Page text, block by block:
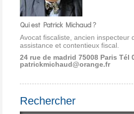
Qui est Patrick Michaud ?
Avocat fiscaliste, ancien inspecteur
assistance et contentieux fiscal.
24 rue de madrid 75008 Paris Tél
patrickmichaud@orange.fr
Rechercher